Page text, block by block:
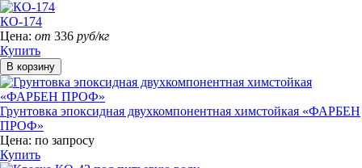
КО-174
Цена: от 336 руб/кг
Купить
Грунтовка эпоксидная двухкомпонентная химстойкая «ФАРБЕН
ПРОФ»
Цена: по запросу
Купить